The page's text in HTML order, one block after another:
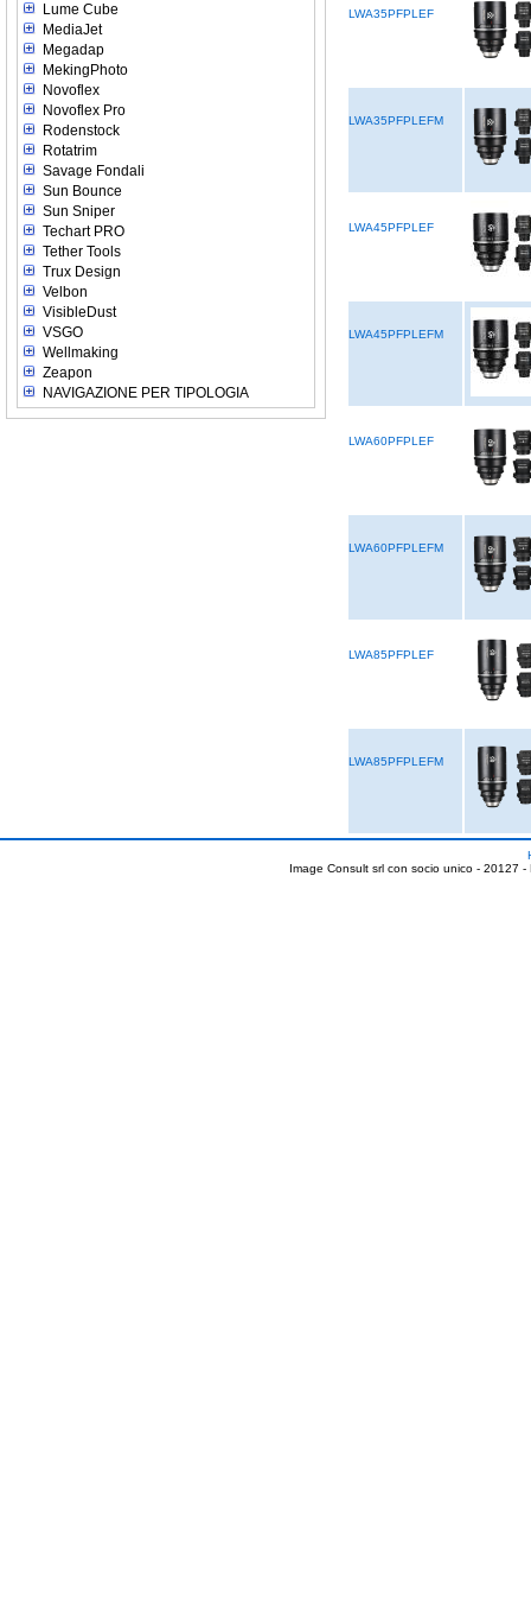
Lume Cube
MediaJet
Megadap
MekingPhoto
Novoflex
Novoflex Pro
Rodenstock
Rotatrim
Savage Fondali
Sun Bounce
Sun Sniper
Techart PRO
Tether Tools
Trux Design
Velbon
VisibleDust
VSGO
Wellmaking
Zeapon
NAVIGAZIONE PER TIPOLOGIA
LWA35PFPLEF
LWA35PFPLEFM
LWA45PFPLEF
LWA45PFPLEFM
LWA60PFPLEF
LWA60PFPLEFM
LWA85PFPLEF
LWA85PFPLEFM
Image Consult srl con socio unico - 20127